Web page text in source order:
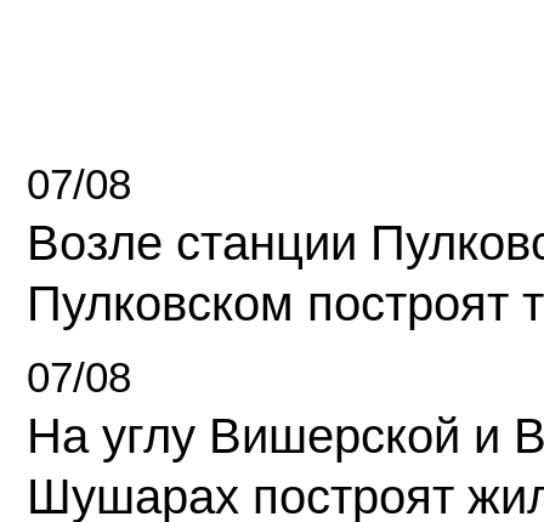
07/08
Возле станции
Пулковском построят
07/08
На углу Вишерской и
Шушарах построят